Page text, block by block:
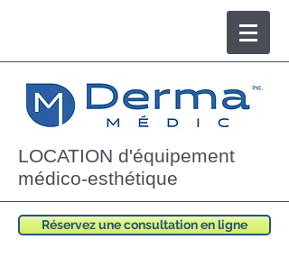
LOCATION d'équipement
médico-esthétique
Réservez une consultation en ligne